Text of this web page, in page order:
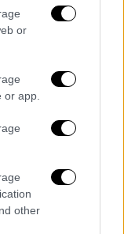
or
app.
other
μου,
αλλά ήταν
τον
θα είναι
DNA σκάει
μου
μου
μόνος που